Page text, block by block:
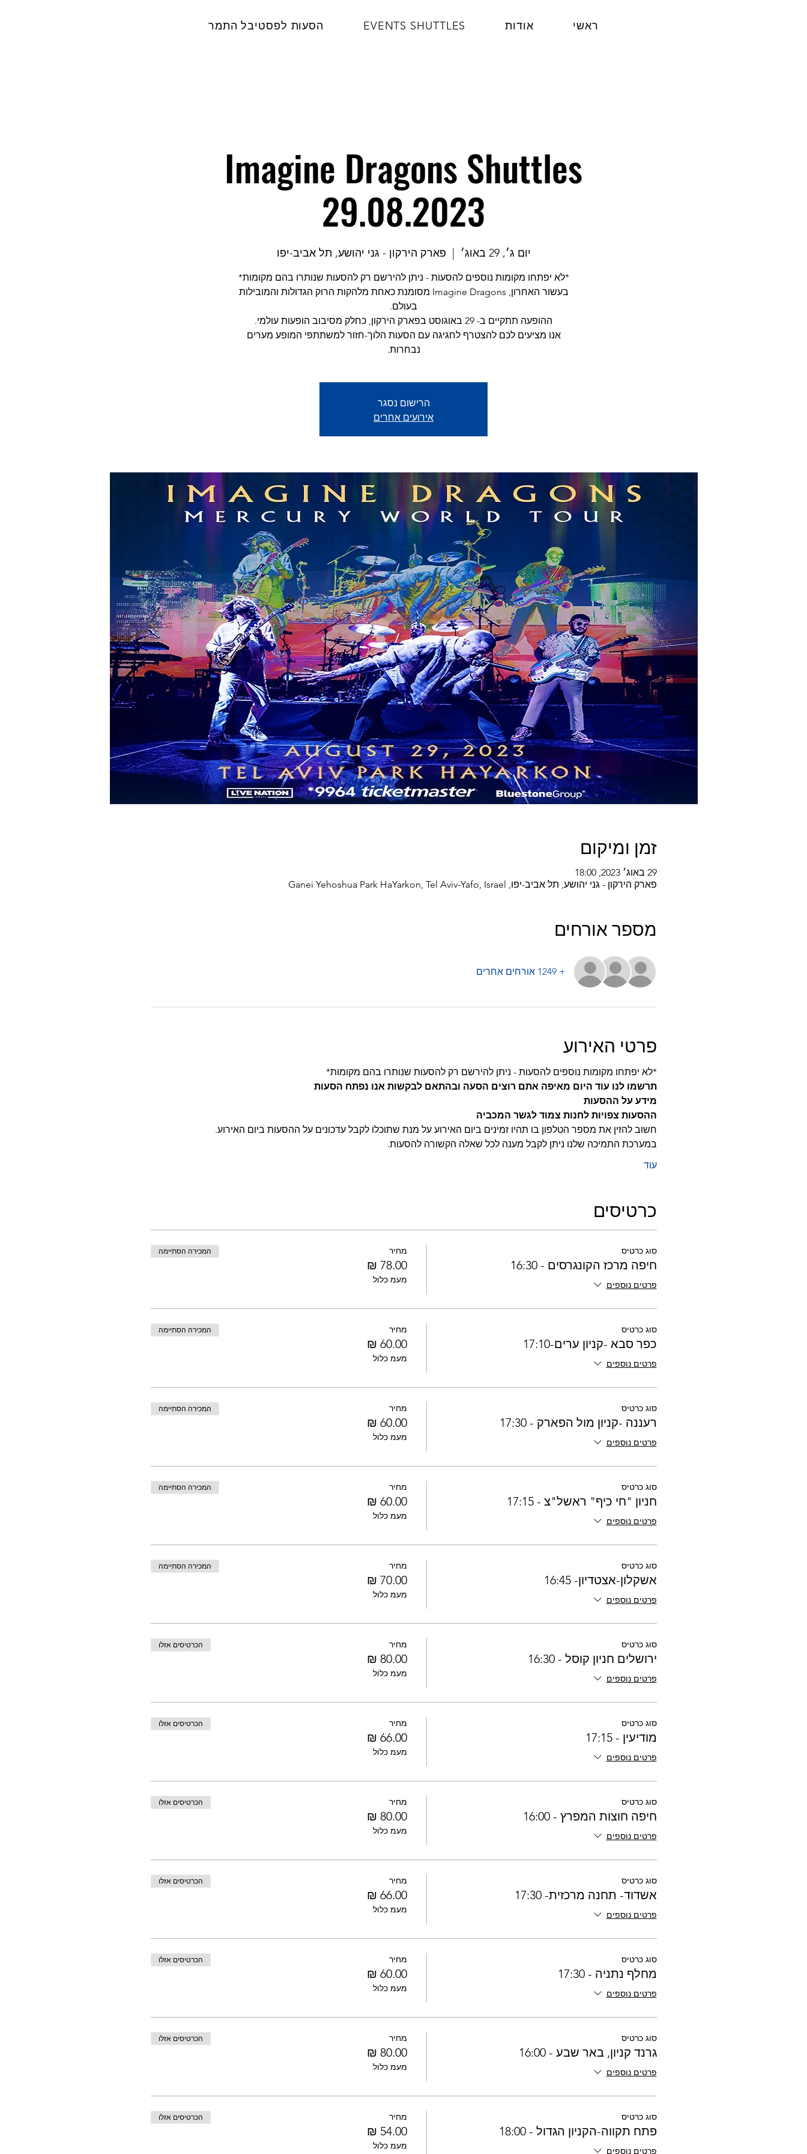
הסעות לפסטיבל התמר EVENTS SHUTTLES אודות ראשי
Imagine Dragons Shuttles
29.08.2023
יום ג׳, 29 באוג׳ פארק הירקון - גני יהושע, תל אביב-יפו
בעשור האחרון, Imagine Dragons מסומנת כאחת מלהקות הרוק הגדולות והמובילות
אנו מציעים לכם להצטרף לחגיגה עם הסעות הלוך-חזור למשתתפי המופע מערים
נבחרות.
הרישום נסגר
אירועים אחרים
זמן ומיקום
29 באוג׳ 2023, 18:00
פארק הירקון - גני יהושע, תל אביב-יפו, Ganei Yehoshua Park HaYarkon, Tel Aviv-Yafo, Israel
מספר אורחים
+ 1249 אורחים אחרים
פרטי האירוע
*לא יפתחו מקומות נוספים להסעות - ניתן להירשם רק להסעות שנותרו בהם מקומות*
תרשמו לנו עוד היום מאיפה אתם רוצים הסעה ובהתאם לבקשות אנו נפתח הסעות
מידע על ההסעות
ההסעות צפויות לחנות צמוד לגשר המכביה
חשוב להזין את מספר הטלפון בו תהיו זמינים ביום האירוע על מנת שתוכלו לקבל עדכונים על ההסעות ביום האירוע.
במערכת התמיכה שלנו ניתן לקבל מענה לכל שאלה הקשורה להסעות.
עוד
כרטיסים
סוג כרטיס
חיפה מרכז הקונגרסים - 16:30
פרטים נוספים
מחיר
מעמ כלול
המכירה הסתיימה
סוג כרטיס
כפר סבא -קניון ערים-17:10
פרטים נוספים
מחיר
מעמ כלול
המכירה הסתיימה
סוג כרטיס
רעננה -קניון מול הפארק - 17:30
פרטים נוספים
מחיר
מעמ כלול
המכירה הסתיימה
סוג כרטיס
חניון "חי כיף" ראשל"צ - 17:15
פרטים נוספים
מחיר
מעמ כלול
המכירה הסתיימה
סוג כרטיס
אשקלון-אצטדיון- 16:45
פרטים נוספים
מחיר
מעמ כלול
המכירה הסתיימה
סוג כרטיס
ירושלים חניון קוסל - 16:30
פרטים נוספים
מחיר
מעמ כלול
הכרטיסים אזלו
סוג כרטיס
מודיעין - 17:15
פרטים נוספים
מחיר
מעמ כלול
הכרטיסים אזלו
סוג כרטיס
חיפה חוצות המפרץ - 16:00
פרטים נוספים
מחיר
מעמ כלול
הכרטיסים אזלו
סוג כרטיס
אשדוד- תחנה מרכזית- 17:30
פרטים נוספים
מחיר
מעמ כלול
הכרטיסים אזלו
סוג כרטיס
מחלף נתניה - 17:30
פרטים נוספים
מחיר
מעמ כלול
הכרטיסים אזלו
סוג כרטיס
גרנד קניון, באר שבע - 16:00
פרטים נוספים
מחיר
מעמ כלול
הכרטיסים אזלו
סוג כרטיס
פתח תקווה-הקניון הגדול - 18:00
פרטים נוספים
מחיר
מעמ כלול
הכרטיסים אזלו